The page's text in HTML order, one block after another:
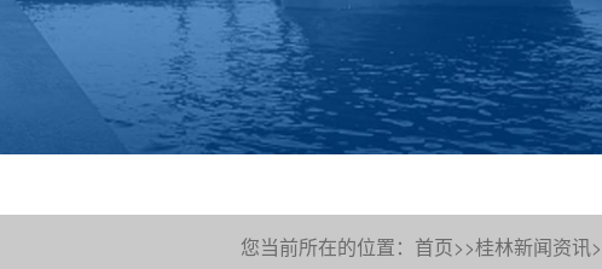
您当前所在的位置： 首页>>桂林新闻资讯